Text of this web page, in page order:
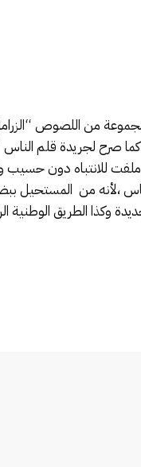
من اللصوص
،كما صرح لجريدة قلم
للانتباه دون
،لأنه من المستحيل
وكذا الطريق الوطنية